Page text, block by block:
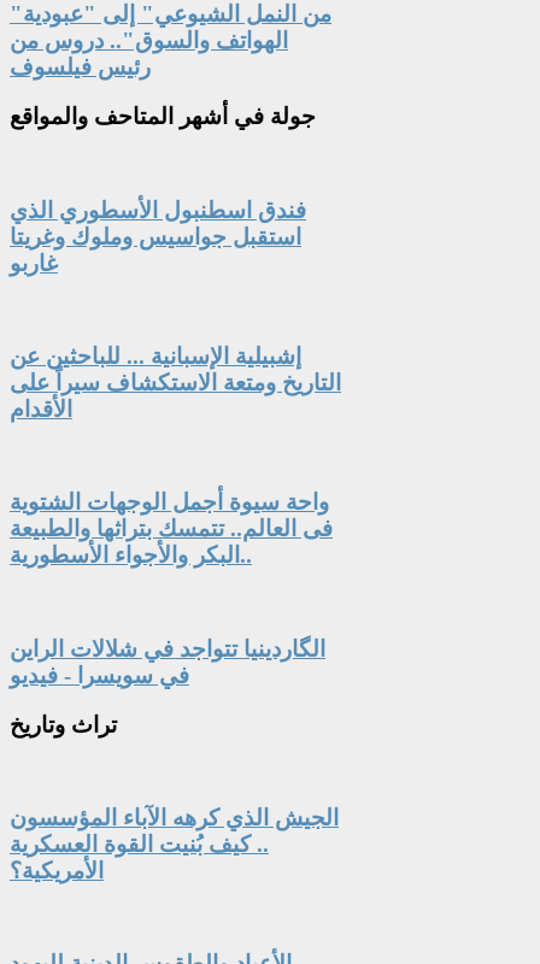
"من النمل الشيوعي" إلى "عبودية
الهواتف والسوق".. دروس من
رئيس فيلسوف
جولة في أشهر المتاحف والمواقع
فندق اسطنبول الأسطوري الذي
استقبل جواسيس وملوك وغريتا
غاربو
إشبيلية الإسبانية ... للباحثين عن
التاريخ ومتعة الاستكشاف سيراً على
الأقدام
واحة سيوة أجمل الوجهات الشتوية
فى العالم.. تتمسك بتراثها والطبيعة
البكر والأجواء الأسطورية..
الگاردينيا تتواجد في شلالات الراين
في سويسرا - فيديو
تراث وتاريخ
الجيش الذي كرهه الآباء المؤسسون
.. كيف بُنيت القوة العسكرية
الأمريكية؟